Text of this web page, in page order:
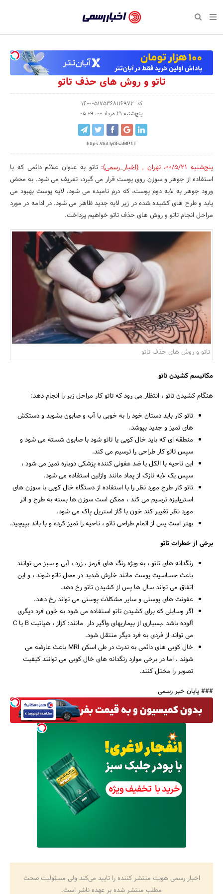
رسمی
-
اخبار
تایید
شرکت‌ها،
سازمان‌ها
و
روابط
عمومی‌ها
بازگشت
صفحه نخست پایگاه خبری
اقتصادی
صفحه نخست اقتصادی
تجارت و بازار
کارآفرینی و استارتاپ
کسب و کار و خرده فروشی
صنایع غذایی و کشاورزی
کار و استخدام
بانک، بیمه و سرمایه
مسکن و ساختمان
اجتماعی
صفحه نخست اجتماعی
علم و آموزش
بهداشت و درمان
محیط زیست
تبلیغات و روابط عمومی
صفحه نخست فرهنگی
نشریات و کتاب
صنایع دستی
صفحه نخست ورزش
تازه‌های ورزش
مکان‌های ورزشی
صفحه نخست سبک زندگی
سلامت و زیبایی
روانشناسی و موفقیت
رویداد
صفحه نخست رویداد
حراج و تخفیف
جشنواره، نمایشگاه و
جستجو
تاتو و روش های حذف تاتو
کد: 140005175368116972
پنج‌شنبه 21 مرداد 00، 05:09
https://bit.ly/3saMP1T
پنج‌شنبه 00/5/21 ،تهران , (اخبار رسمی):تاتو به عنوان علائم دائمی که با
استفاده از جوهر و سوزن روی پوست قرار می گیرد، تعریف می شود. به محض
ورود جوهر به لایه دوم پوست، که درم نامیده می شود، لایه پوست بهبود می
یابد و طرح های کشیده شده در زیر لایه جدید ظاهر می شود. در ادامه در مورد
مراحل انجام تاتو و روش های حذف تاتو خواهیم پرداخت.
تاتو و روش های حذف تاتو
مکانیسم کشیدن تاتو
هنگام کشیدن تاتو ، انتظار می رود که تاتو کار مراحل زیر را انجام دهد:
تاتو کار باید دستان خود را به خوبی با آب و صابون بشوید و دستکش
های تمیز و جدید بپوشد.
منطقه ای که باید خال کوبی یا تاتو شود با صابون شسته می شود و
سپس تاتو کار طراحی را ترسیم می کند.
این ناحیه با الکل یا ضد عفونی کننده پزشکی دوباره تمیز می شود ،
سپس یک لایه نازک از پماد مانند وازلین استفاده می شود.
تاتو کار طرح مورد نظر را با استفاده از دستگاه خال کوبی با سوزن های
استریلیزه ترسیم می کند ، ممکن است سوزن ها بسته به طرح و اثر
مورد نظر تغییر کند خون با گاز استریل پاک می شود.
بهتر است پس از اتمام طراحی تاتو ، ناحیه را تمیز کرده و با باند بپیچید.
برخی از خطرات تاتو
رنگدانه های تاتو ، به ویژه رنگ های قرمز ، زرد ، آبی و سبز می توانند
باعث حساسیت پوست مانند خارش شدید در محل تاتو شوند ، و این
اتفاق می تواند سال ها پس از کشیدن تاتو رخ دهد.
عفونت های پوستی و سایر مشکلات پوستی می تواند رخ دهد.
اگر وسایلی که برای کشیدن تاتو استفاده می شود به خون فرد دیگری
آلوده باشد ،بسیاری از بیماریهای واگیر دار مانند: کزاز ، هپاتیت B یا C
می تواند از فردی به فرد دیگر منتقل شود.
خال کوبی های دائمی به ندرت در طی اسکن MRI باعث عارضه می
شوند ، اما در برخی موارد رنگدانه های خال کوبی می توانند کیفیت
تصویر را مختل کنند.
### پایان خبر رسمی
اخبار رسمی هویت منتشر کننده را تایید می‌کند ولی مسئولیت صحت
مطلب منتشر شده بر عهده ناشر است.